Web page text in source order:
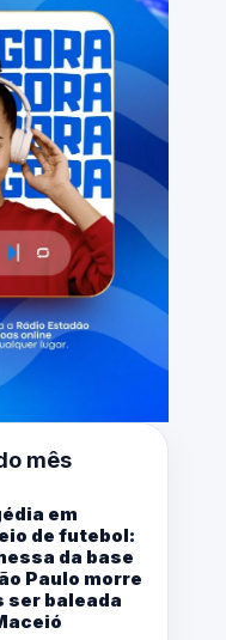
mês
em
de futebol:
da base
Paulo morre
ser baleada